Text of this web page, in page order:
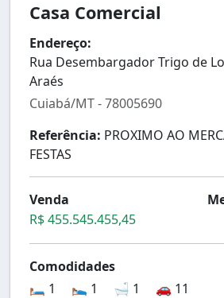
Casa Comercial
Endereço:
Rua Desembargador Trigo de
Araés
Cuiabá/MT - 78005690
Referência: PROXIMO AO
FESTAS
Venda
R$ 455.545.455,45
Comodidades
🛏️ 1
🛌 1 🛁 1 🚗 11